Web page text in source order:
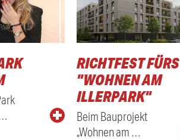
RICHTFEST FÜRS
"WOHNEN AM
ILLERPARK"
Beim Bauprojekt
„Wohnen am …